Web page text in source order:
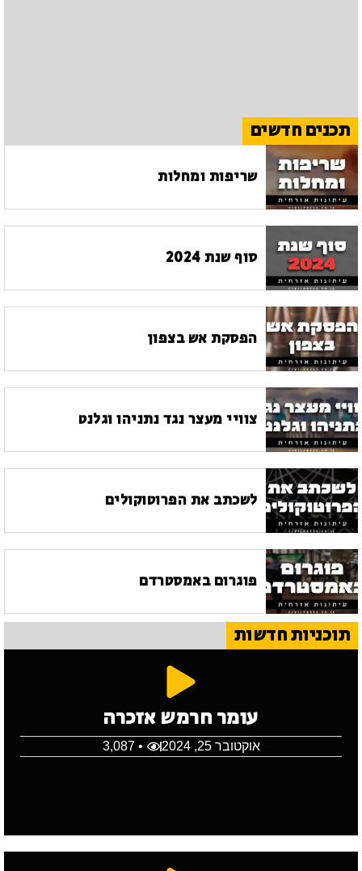
תכנים חדשים
שריפות ומחלות
סוף שנת 2024
הפסקת אש בצפון
צוויי מעצר נגד נתניהו וגלנט
לשכתב את הפרוטוקולים
פוגרום באמסטרדם
תוכניות חדשות
עומר חרמש אזכרה
אוקטובר 25, 2024 • 3,087